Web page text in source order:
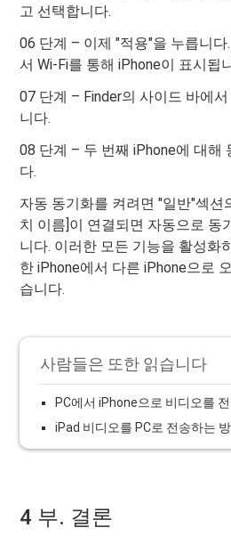
고 선택합니다.
06 단계 – 이제 "적용"을 누릅니다
서 Wi-Fi를 통해 iPhone이 표시됩
07 단계 – Finder의 사이드 바에
니다.
08 단계 – 두 번째 iPhone에 대해
다.
자동 동기화를 켜려면 "일반"섹션
치 이름]이 연결되면 자동으로 동
니다. 이러한 모든 기능을 활성화
한 iPhone에서 다른 iPhone으로
습니다.
사람들은 또한 읽습니다
PC에서 iPhone으로 비디오를
iPad 비디오를 PC로 전송하는
4 부. 결론